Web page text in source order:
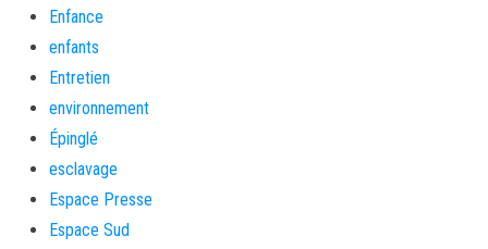
Enfance
enfants
Entretien
environnement
Épinglé
esclavage
Espace Presse
Espace Sud